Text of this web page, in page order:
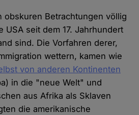
obskuren Betrachtungen völlig
USA seit dem 17. Jahrhundert
sind. Die Vorfahren derer,
wettern, kamen wie
von anderen Kontinenten
in die "neue Welt" und
aus Afrika als Sklaven
die amerikanische